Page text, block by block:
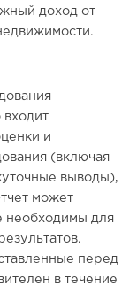
доход от
входит
и
(включая
выводы),
может
необходимы для
перед
в течение